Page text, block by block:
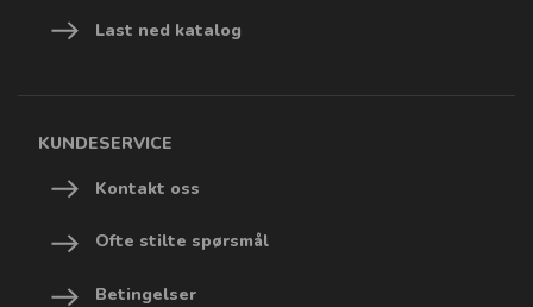
Last ned katalog
KUNDESERVICE
Kontakt oss
Ofte stilte spørsmål
Betingelser